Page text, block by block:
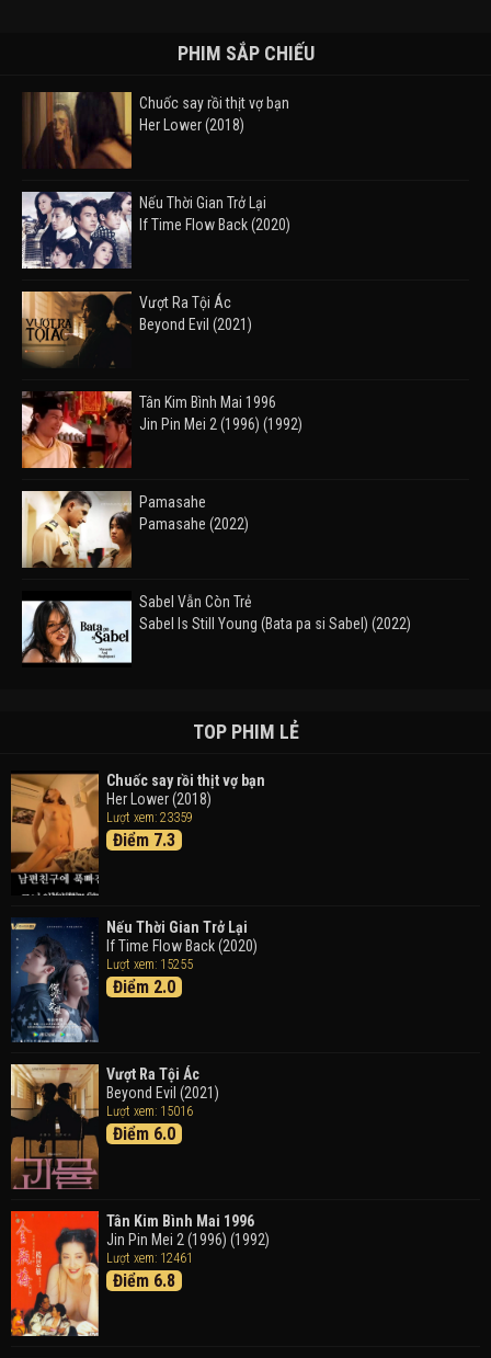
PHIM SẮP CHIẾU
Chuốc say rồi thịt vợ bạn
Her Lower (2018)
Nếu Thời Gian Trở Lại
If Time Flow Back (2020)
Vượt Ra Tội Ác
Beyond Evil (2021)
Tân Kim Bình Mai 1996
Jin Pin Mei 2 (1996) (1992)
Pamasahe
Pamasahe (2022)
Sabel Vẫn Còn Trẻ
Sabel Is Still Young (Bata pa si Sabel) (2022)
Takas (2024)
Thám Tử Lừng Danh Conan 26: Tàu Ngầm Sắt Màu
Đen
Detective Conan: Black Iron Submarine (2023)
Trong Tranh
Doraemon the Movie: Nobita's Art World Tales (2025)
Tháng Ngày Tươi Đẹp
TOP PHIM LẺ
Chuốc say rồi thịt vợ bạn
Her Lower (2018)
Lượt xem: 23359
Điểm 7.3
Nếu Thời Gian Trở Lại
If Time Flow Back (2020)
Lượt xem: 15255
Điểm 2.0
Vượt Ra Tội Ác
Beyond Evil (2021)
Lượt xem: 15016
Điểm 6.0
Tân Kim Bình Mai 1996
Jin Pin Mei 2 (1996) (1992)
Lượt xem: 12461
Điểm 6.8